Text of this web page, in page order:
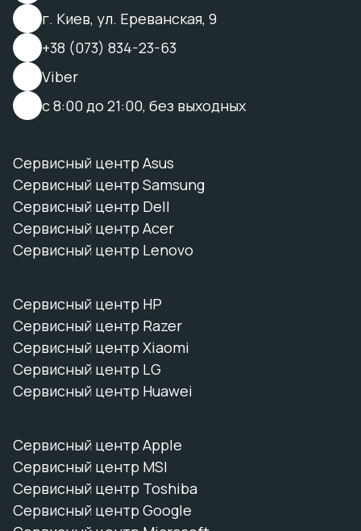
г. Киев, ул. Ереванская, 9
+38 (073) 834-23-63
Viber
с 8:00 до 21:00, без выходных
Сервисный центр Asus
Сервисный центр Samsung
Сервисный центр Dell
Сервисный центр Acer
Сервисный центр Lenovo
Сервисный центр HP
Сервисный центр Razer
Сервисный центр Xiaomi
Сервисный центр LG
Сервисный центр Huawei
Сервисный центр Apple
Сервисный центр MSI
Сервисный центр Toshiba
Сервисный центр Google